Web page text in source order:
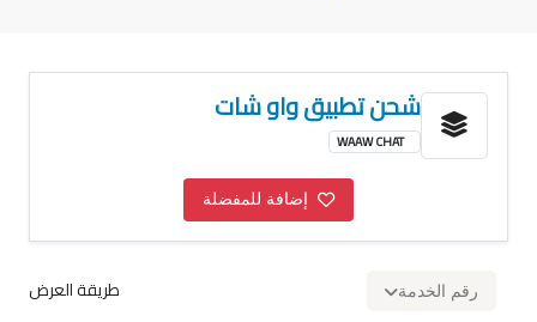
شحن تطبيق واو شات
WAAW CHAT
إضافة للمفضلة
رقم الخدمة طريقة العرض